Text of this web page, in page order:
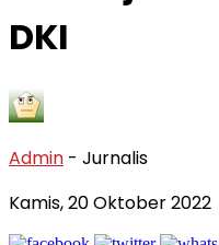
DKI
Admin - Jurnalis
Kamis, 20 Oktober 2022